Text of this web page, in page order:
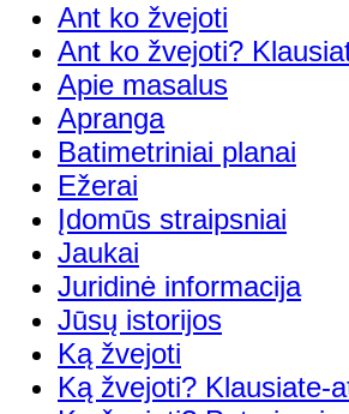
Ant ko žvejoti
Ant ko žvejoti?
Apie masalus
Apranga
Batimetriniai planai
Ežerai
Įdomūs straipsniai
Jaukai
Juridinė informacija
Jūsų istorijos
Ką žvejoti
Ką žvejoti? Klausiate-